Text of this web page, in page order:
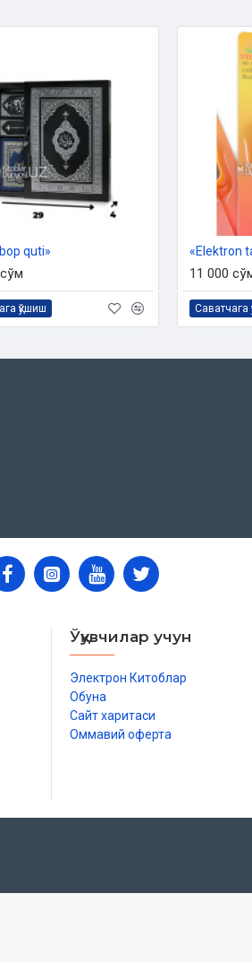
quti»
қўшиш
«Elektron
11 000
Саватчага
Ўқувчилар учун
Электрон Китоблар
Обуна
Сайт харитаси
Оммавий оферта